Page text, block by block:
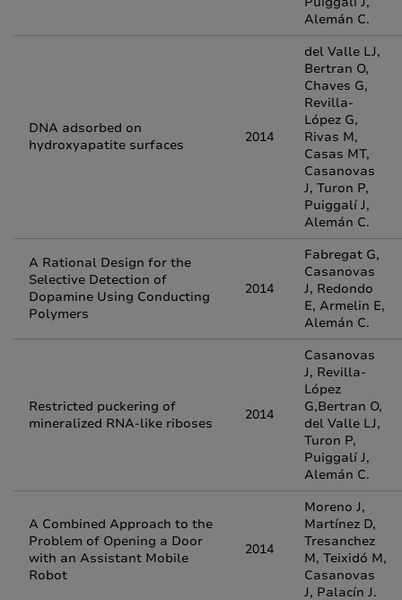
Alemán C.
DNA adsorbed on
hydroxyapatite surfaces
2014
del Valle LJ,
Bertran O,
Chaves G,
Revilla-
López G,
Rivas M,
Casas MT,
Casanovas
J, Turon P,
Puiggalí J,
Alemán C.
A Rational Design for the
Selective Detection of
Dopamine Using Conducting
Polymers
2014
Fabregat G,
Casanovas
J, Redondo
E, Armelin E,
Alemán C.
Restricted puckering of
mineralized RNA-like riboses
2014
Casanovas
J, Revilla-
López
G,Bertran O,
del Valle LJ,
Turon P,
Puiggalí J,
Alemán C.
A Combined Approach to the
Problem of Opening a Door
with an Assistant Mobile
Robot
2014
Moreno J,
Martínez D,
Tresanchez
M, Teixidó M,
Casanovas
J, Palacín J.